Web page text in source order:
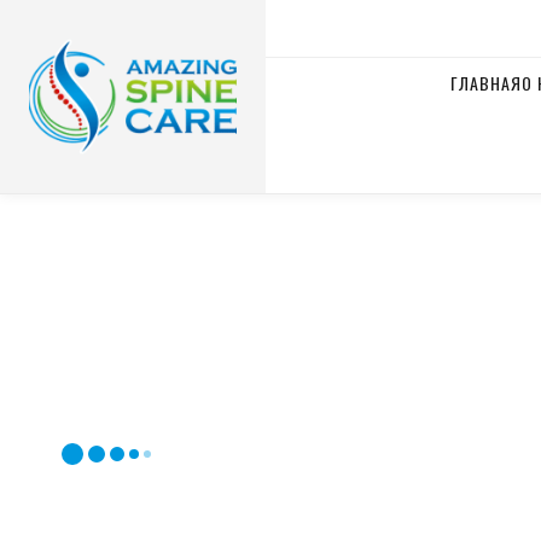
ГЛАВНАЯО